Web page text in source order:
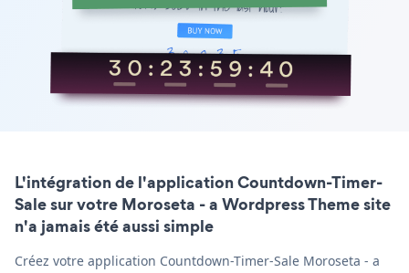
L'intégration de l'application Countdown-Timer-
Sale sur votre Moroseta - a Wordpress Theme site
n'a jamais été aussi simple
Créez votre application Countdown-Timer-Sale Moroseta - a